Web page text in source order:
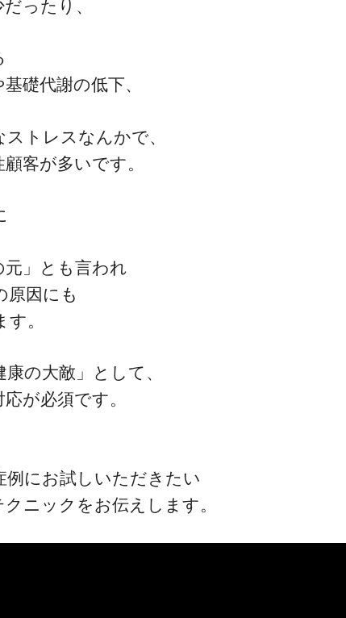
一流の整体師セミナー
ったり、
礎代謝の低下、
トレスなんかで、
客が多いです。
元」とも言われ
原因にも
。
の大敵」として、
が必須です。
例にお試しいただきたい
クニックをお伝えします。